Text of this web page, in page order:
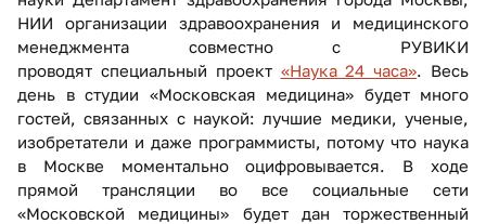
НИИ организации здравоохранения и медицинского
менеджмента совместно с РУВИКИ
проводят специальный проект «Наука 24 часа». Весь
день в студии «Московская медицина» будет много
гостей, связанных с наукой: лучшие медики, ученые,
изобретатели и даже программисты, потому что наука
в Москве моментально оцифровывается. В ходе
прямой трансляции во все социальные сети
«Московской медицины» будет дан торжественный